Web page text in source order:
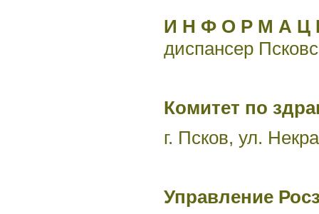
И Н Ф О Р М А Ц
диспансер
Комитет по
г. Псков, ул.
Управление